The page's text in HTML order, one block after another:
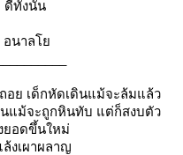
ดีทั้งนั้น
อนาล
ย เด็กหัดเดินแม้จะล้มแล้ว
แม้จะถูกหินทับ แต่ก็สงบตัว
ยอดขึ้นใหม่
งเผาผลาญ